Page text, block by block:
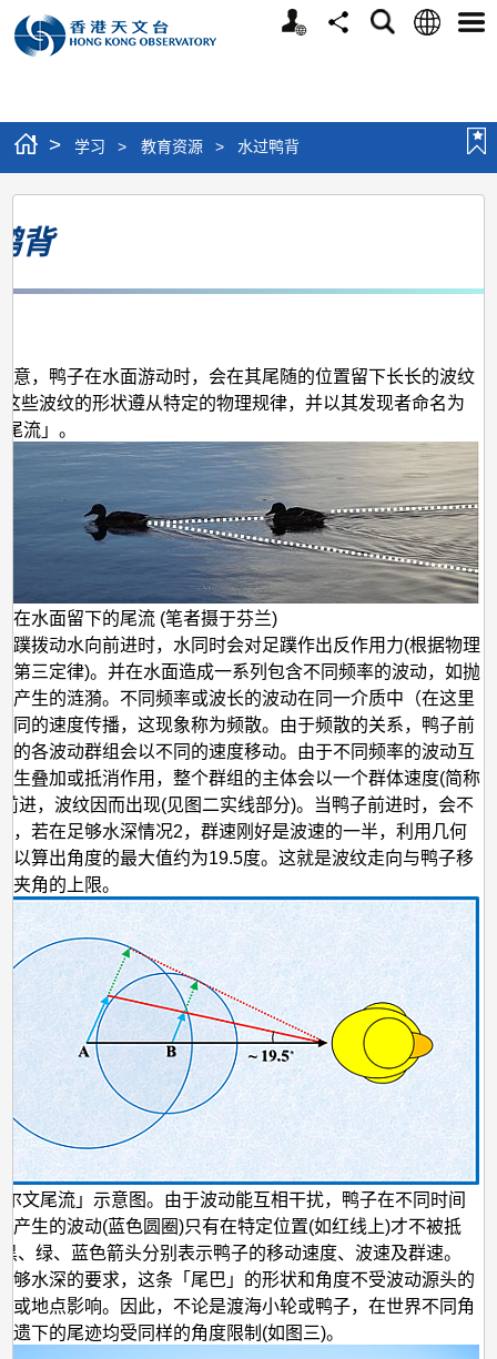
个
分
搜
语
选
> 学习 > 教育资源 > 水过鸭背
水
过
背
意，鸭子在水面游动时，会在其尾随的位置留下长长的波纹
些波纹的形状遵从特定的物理规律，并以其发现者命名为
流」。
水面留下的尾流 (笔者摄于芬兰)
蹼拨动水向前进时，水同时会对足蹼作出反作用力(根据物理
第三定律)。并在水面造成一系列包含不同频率的波动，如抛
产生的涟漪。不同频率或波长的波动在同一介质中（在这里
同的速度传播，这现象称为频散。由于频散的关系，鸭子前
的各波动群组会以不同的速度移动。由于不同频率的波动互
生叠加或抵消作用，整个群组的主体会以一个群体速度(简称
进，波纹因而出现(见图二实线部分)。当鸭子前进时，会不
，若在足够水深情况2，群速刚好是波速的一半，利用几何
以算出角度的最大值约为19.5度。这就是波纹走向与鸭子移
夹角的上限。
文尾流」示意图。由于波动能互相干扰，鸭子在不同时间
)产生的波动(蓝色圆圈)只有在特定位置(如红线上)才不被抵
、绿、蓝色箭头分别表示鸭子的移动速度、波速及群速。
够水深的要求，这条「尾巴」的形状和角度不受波动源头的
或地点影响。因此，不论是渡海小轮或鸭子，在世界不同角
遗下的尾迹均受同样的角度限制(如图三)。